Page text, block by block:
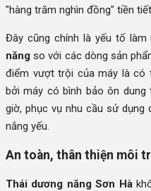
"hàng trăm nghìn đồng" tiền
Đây cũng chính là yếu tố
năng so với các dòng sản
điểm vượt trội của máy là có
bởi máy có bình bảo ôn
giờ, phục vụ nhu cầu sử dụng
nắng yếu.
An toàn, thân thiện môi
Thái dương năng Sơn Hà